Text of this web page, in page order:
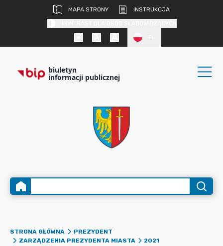
MAPA STRONY
INSTRUKCJA
biuletyn
informacji publicznej
STRONA GŁÓWNA
PREZYDENT
ZARZĄDZENIA PREZYDENTA MIASTA
2021